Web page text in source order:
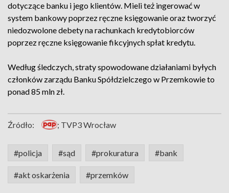
dotyczące banku i jego klientów. Mieli też ingerować w
system bankowy poprzez ręczne księgowanie oraz tworzyć
niedozwolone debety na rachunkach kredytobiorców
poprzez ręczne księgowanie fikcyjnych spłat kredytu.
Według śledczych, straty spowodowane działaniami byłych
członków zarządu Banku Spółdzielczego w Przemkowie to
ponad 85 mln zł.
Źródło: ; TVP3 Wrocław
#policja #sąd #prokuratura #bank
#akt oskarżenia #przemków